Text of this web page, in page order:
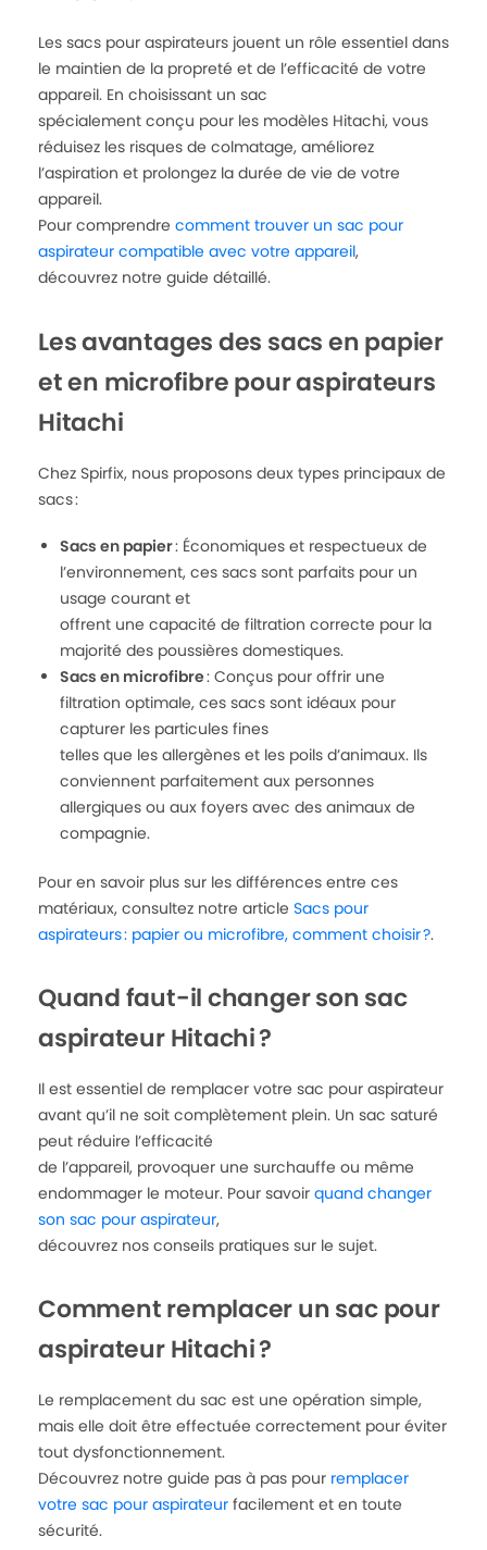
Les sacs pour aspirateurs jouent un rôle essentiel dans
le maintien de la propreté et de l’efficacité de votre
appareil. En choisissant un sac
spécialement conçu pour les modèles Hitachi, vous
réduisez les risques de colmatage, améliorez
l’aspiration et prolongez la durée de vie de votre
appareil.
Pour comprendre comment trouver un sac pour
aspirateur compatible avec votre appareil,
découvrez notre guide détaillé.
Les avantages des sacs en papier
et en microfibre pour aspirateurs
Hitachi
Chez Spirfix, nous proposons deux types principaux de
sacs :
Sacs en papier: Économiques et respectueux de
l’environnement, ces sacs sont parfaits pour un
usage courant et
offrent une capacité de filtration correcte pour la
majorité des poussières domestiques.
Sacs en microfibre: Conçus pour offrir une
filtration optimale, ces sacs sont idéaux pour
capturer les particules fines
telles que les allergènes et les poils d’animaux. Ils
conviennent parfaitement aux personnes
allergiques ou aux foyers avec des animaux de
compagnie.
Pour en savoir plus sur les différences entre ces
matériaux, consultez notre article Sacs pour
aspirateurs : papier ou microfibre, comment choisir ?.
Quand faut-il changer son sac
aspirateur Hitachi ?
Il est essentiel de remplacer votre sac pour aspirateur
avant qu’il ne soit complètement plein. Un sac saturé
peut réduire l’efficacité
de l’appareil, provoquer une surchauffe ou même
endommager le moteur. Pour savoir quand changer
son sac pour aspirateur,
découvrez nos conseils pratiques sur le sujet.
Comment remplacer un sac pour
aspirateur Hitachi ?
Le remplacement du sac est une opération simple,
mais elle doit être effectuée correctement pour éviter
tout dysfonctionnement.
Découvrez notre guide pas à pas pour remplacer
votre sac pour aspirateur facilement et en toute
sécurité.